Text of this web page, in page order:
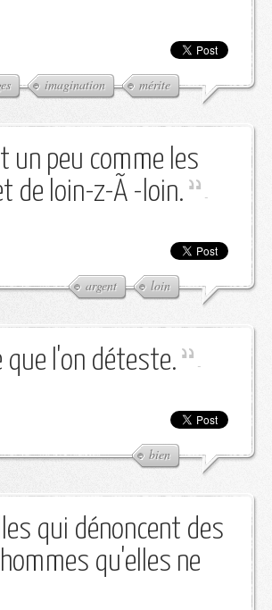
imagination mérite
un peu comme les
de loin-z-Ã -loin.
-
argent loin
que l'on déteste.
-
bien
qui dénoncent des
qu'elles ne